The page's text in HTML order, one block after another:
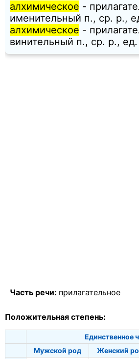
алхимическое -
именительный п., ср. p.,
алхимическое -
винительный п., ср. p., ед.
Часть речи: прилагательное
Положительная степень:
Единственное
Мужской род
Женский